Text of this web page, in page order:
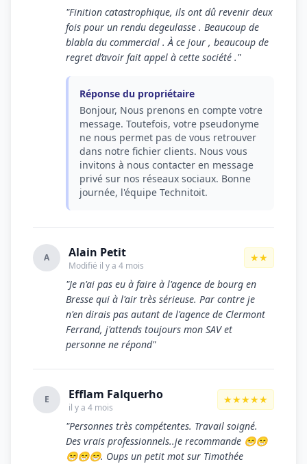
"Finition catastrophique, ils ont dû revenir deux
fois pour un rendu degeulasse . Beaucoup de
blabla du commercial . À ce jour , beaucoup de
regret d’avoir fait appel à cette société ."
Réponse du propriétaire
Bonjour, Nous prenons en compte votre
message. Toutefois, votre pseudonyme
ne nous permet pas de vous retrouver
dans notre fichier clients. Nous vous
invitons à nous contacter en message
privé sur nos réseaux sociaux. Bonne
journée, l'équipe Technitoit.
A Alain Petit
Modifié il y a 4 mois
★★
"Je n'ai pas eu à faire à l'agence de bourg en
Bresse qui à l'air très sérieuse. Par contre je
n'en dirais pas autant de l'agence de Clermont
Ferrand, j'attends toujours mon SAV et
personne ne répond"
E Efflam Falquerho
il y a 4 mois
★★★★★
"Personnes très compétentes. Travail soigné.
Des vrais professionnels..je recommande 😁😁
😁😁😁. Oups un petit mot sur Timothée